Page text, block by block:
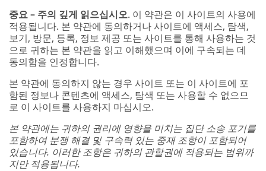
중요 – 주의 깊게 읽으십시오. 이 약관은 이 사이트의 사용에
적용됩니다. 본 약관에 동의하거나 사이트에 액세스, 탐색,
보기, 방문, 등록, 정보 제공 또는 사이트를 통해 사용하는 것
으로 귀하는 본 약관을 읽고 이해했으며 이에 구속되는 데
동의함을 인정합니다.
본 약관에 동의하지 않는 경우 사이트 또는 이 사이트에 포
함된 정보나 콘텐츠에 액세스, 탐색 또는 사용할 수 없으므
로 이 사이트를 사용하지 마십시오.
본 약관에는 귀하의 권리에 영향을 미치는 집단 소송 포기를
포함하여 분쟁 해결 및 구속력 있는 중재 조항이 포함되어
있습니다. 이러한 조항은 귀하의 관할권에 적용되는 범위까
지만 적용됩니다.